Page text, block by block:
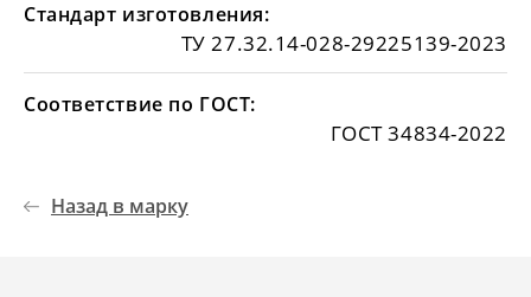
Стандарт изготовления:
ТУ 27.32.14-028-29225139-2023
Соответствие по ГОСТ:
ГОСТ 34834-2022
Назад в марку